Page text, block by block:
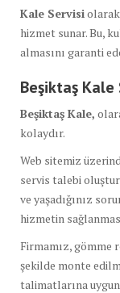
Kale Servisi
hizmet sunar. Bu,
almasını garanti
Beşiktaş Kale
Beşiktaş Kale,
kolaydır.
Web sitemiz
servis talebi
ve yaşadığınız
hizmetin
Firmamız, gömme
şekilde monte
talimatlarına